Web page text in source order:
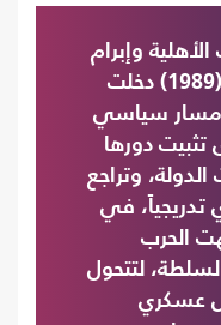
وإبرام
اتفاق الطائف (1989) دخلت
مسار سياسي
دورها
وتراجع
تدريجياً، في
الحرب
لتتحول
عسكري